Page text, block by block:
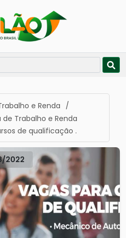
e Renda
/
Trabalho e Renda
de qualificação .
2022